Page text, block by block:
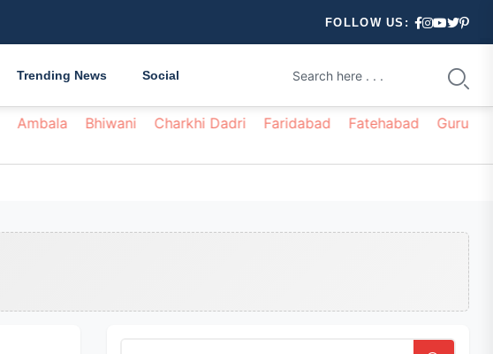
FOLLOW US:
Trending News Social
Ambala Bhiwani Charkhi Dadri Faridabad Fatehabad